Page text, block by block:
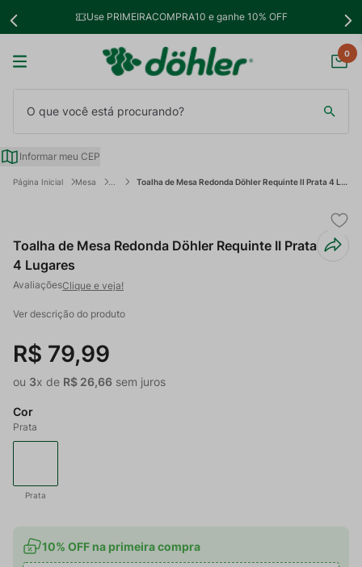
Use PRIMEIRACOMPRA10 e ganhe 10% OFF
0
Informar meu CEP
Mesa Toalha de Mesa Redonda Döhler Requinte II Prata 4 Lugares
Toalha de Mesa Redonda Döhler Requinte II Prata
4 Lugares
Clique e veja!
Ver descrição do produto
R$ 79,99
ou 3x de R$ 26,66 sem juros
Cor
Prata
Prata
10% OFF na primeira compra